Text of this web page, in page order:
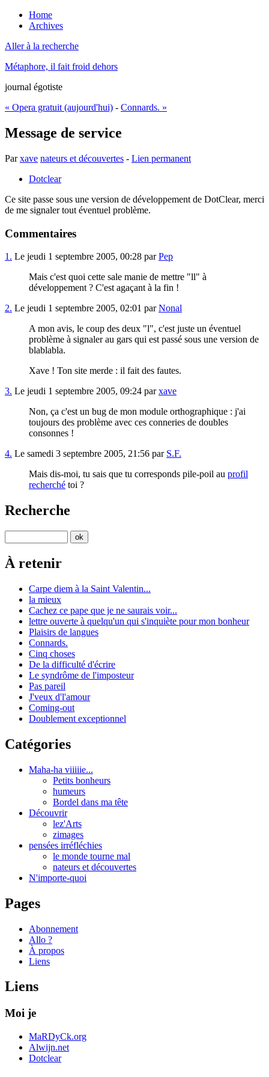
Home
Archives
Aller à la recherche
Métaphore, il fait froid dehors
journal égotiste
« Opera gratuit (aujourd'hui) - Connards. »
Message de service
Parxave nateurs et découvertes - Lien permanent
Dotclear
Ce site passe sous une version de développement de DotClear, merci
de me signaler tout éventuel problème.
Commentaires
1. Le jeudi 1 septembre 2005, 00:28 parPep
Mais c'est quoi cette sale manie de mettre "ll" à
développement ? C'est agaçant à la fin !
2. Le jeudi 1 septembre 2005, 02:01 parNonal
A mon avis, le coup des deux "l", c'est juste un éventuel
problème à signaler au gars qui est passé sous une version de
blablabla.
Xave ! Ton site merde : il fait des fautes.
3. Le jeudi 1 septembre 2005, 09:24 parxave
Non, ça c'est un bug de mon module orthographique : j'ai
toujours des problème avec ces conneries de doubles
consonnes !
4. Le samedi 3 septembre 2005, 21:56 par S.F.
Mais dis-moi, tu sais que tu corresponds pile-poil au profil
recherché toi ?
Recherche
À retenir
Carpe diem à la Saint Valentin...
la mieux
Cachez ce pape que je ne saurais voir...
lettre ouverte à quelqu'un qui s'inquiète pour mon bonheur
Plaisirs de langues
Connards.
Cinq choses
De la difficulté d'écrire
Le syndrôme de l'imposteur
Pas pareil
J'veux d'l'amour
Coming-out
Doublement exceptionnel
Catégories
Maha-ha viiiiie...
Petits bonheurs
humeurs
Bordel dans ma tête
Découvrir
lez'Arts
zimages
pensées irréfléchies
le monde tourne mal
nateurs et découvertes
N'importe-quoi
Pages
Abonnement
Allo ?
À propos
Liens
Liens
Moi je
MaRDyCk.org
Alwijn.net
Dotclear